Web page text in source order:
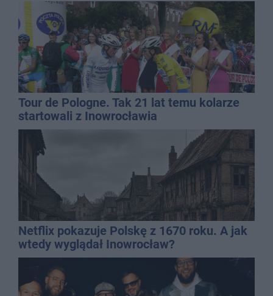
Tour de Pologne. Tak 21 lat temu kolarze
startowali z Inowrocławia
Netflix pokazuje Polskę z 1670 roku. A jak
wtedy wyglądał Inowrocław?